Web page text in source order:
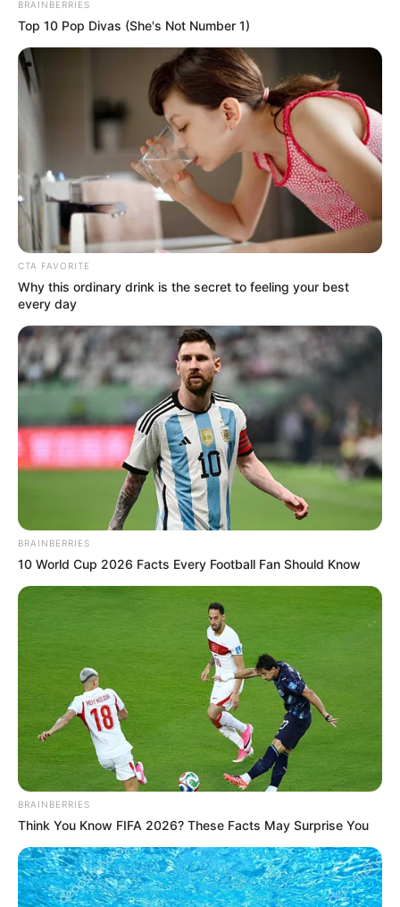
BRAINBERRIES
Top 10 Pop Divas (She's Not Number 1)
CTA FAVORITE
Why this ordinary drink is the secret to feeling your best
every day
BRAINBERRIES
10 World Cup 2026 Facts Every Football Fan Should Know
BRAINBERRIES
Think You Know FIFA 2026? These Facts May Surprise You